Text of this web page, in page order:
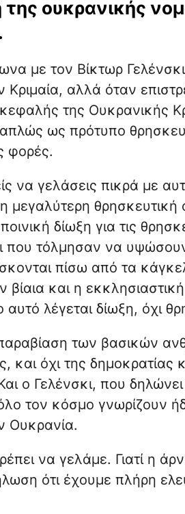
ουκρανικής
με τον Βίκτωρ
Κριμαία, αλλά όταν
της Ουκρανικής
ως πρότυπο
φορές.
να γελάσεις πικρά με
μεγαλύτερη θρησκευτική
δίωξη για τις
που τόλμησαν να
πίσω από τα
βίαια και η
αυτό λέγεται δίωξη, όχι
παραβίαση των βασικών
και όχι της
ο Γελένσκι, που
τον κόσμο γνωρίζουν
Ουκρανία.
να γελάμε. Γιατί η
ότι έχουμε πλήρη